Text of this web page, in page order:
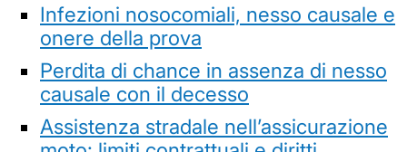
Infezioni nosocomiali, nesso causale e
onere della prova
Perdita di chance in assenza di nesso
causale con il decesso
Assistenza stradale nell’assicurazione